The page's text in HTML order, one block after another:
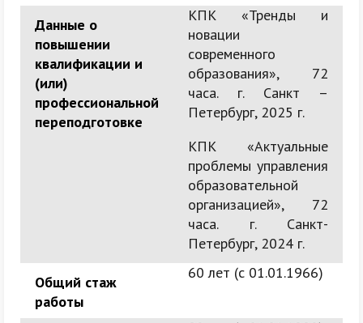
Данные о
повышении
квалификации и
(или)
профессиональной
переподготовке
КПК «Тренды и
новации
современного
образования», 72
часа. г. Санкт –
Петербург, 2025 г.
КПК «Актуальные
проблемы управления
образовательной
организацией», 72
часа. г. Санкт-
Петербург, 2024 г.
Общий стаж
работы
60 лет (c 01.01.1966)